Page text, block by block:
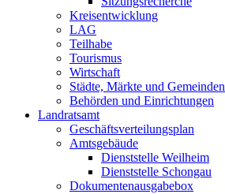
Kreisentwicklung
LAG
Teilhabe
Tourismus
Wirtschaft
Städte, Märkte und Gemeinden
Behörden und Einrichtungen
Landratsamt
Geschäftsverteilungsplan
Amtsgebäude
Dienststelle Weilheim
Dienststelle Schongau
Dokumentenausgabebox